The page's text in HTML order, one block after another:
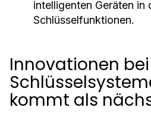
intelligenten Geräten in
Schlüsselfunktionen.
Innovationen bei
kommt als